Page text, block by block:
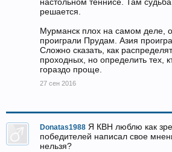
настольном теннисе. Там
решается.
Мурманск плох на самом деле,
проиграли Прудам. Азия
Сложно сказать, как
проходных, но определить тех,
гораздо проще.
27 сен 2016
Donatas1988 Я КВН люблю как
победителей написал свое
нельзя?